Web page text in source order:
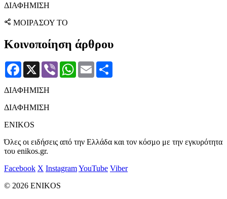
ΔΙΑΦΗΜΙΣΗ
ΜΟΙΡΑΣΟΥ ΤΟ
Κοινοποίηση άρθρου
Facebook
X Viber WhatsApp
Email
ΔΙΑΦΗΜΙΣΗ
ΔΙΑΦΗΜΙΣΗ
ENIKOS
Όλες οι ειδήσεις από την Ελλάδα και τον κόσμο με την εγκυρότητα
του enikos.gr.
Facebook X InstagramYouTube Viber
© 2026 ENIKOS